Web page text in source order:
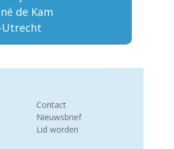
de Kam
Utrecht
Contact
Nieuwsbrief
Lid worden